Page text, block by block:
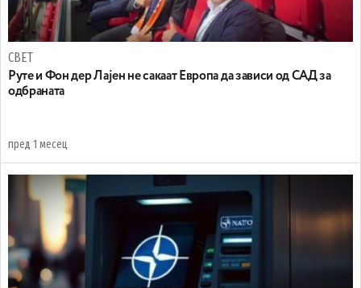
СВЕТ
Руте и Фон дер Лајен не сакаат Европа да зависи од САД за
одбраната
пред 1 месец